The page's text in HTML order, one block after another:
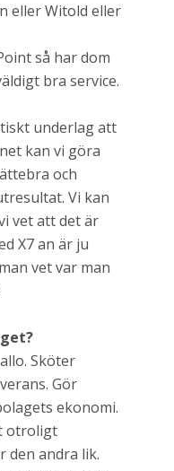
eller Witold eller
så har dom
bra service.
underlag att
kan vi göra
och
Vi kan
vet att det är
X7 an är ju
vet var man
Sköter
Gör
ekonomi.
otroligt
den andra lik.